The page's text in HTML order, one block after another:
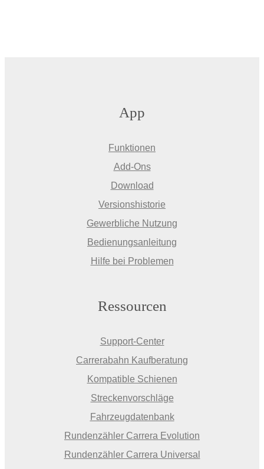
App
Funktionen
Add-Ons
Download
Versionshistorie
Gewerbliche Nutzung
Bedienungsanleitung
Hilfe bei Problemen
Ressourcen
Support-Center
Carrerabahn Kaufberatung
Kompatible Schienen
Streckenvorschläge
Fahrzeugdatenbank
Rundenzähler Carrera Evolution
Rundenzähler Carrera Universal